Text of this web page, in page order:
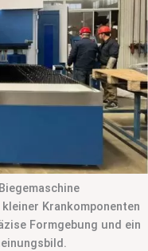
Krankomponenten
Formgebung und ein